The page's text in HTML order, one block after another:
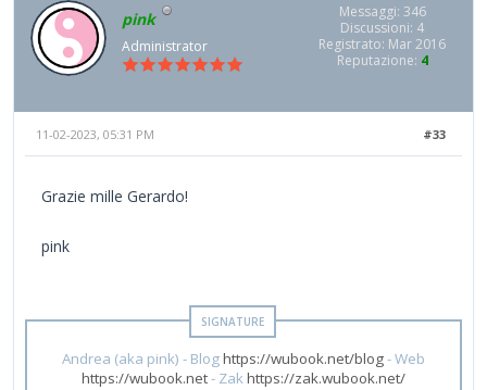
pink
Administrator
Messaggi: 346
Discussioni: 4
Registrato: Mar 2016
Reputazione: 4
#33
11-02-2023, 05:31 PM
Grazie mille Gerardo!
pink
Andrea (aka pink) - Bloghttps://wubook.net/blog- Web
https://wubook.net- Zakhttps://zak.wubook.net/